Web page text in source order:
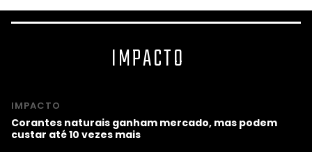
IMPACTO
IMPACTO
Corantes naturais ganham mercado, mas podem
custar até 10 vezes mais